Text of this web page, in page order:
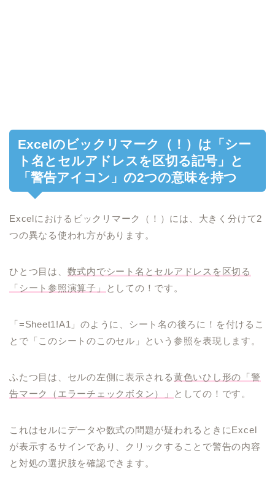
Excelのビックリマーク（！）は「シー
ト名とセルアドレスを区切る記号」と
「警告アイコン」の2つの意味を持つ
Excelにおけるビックリマーク（！）には、大きく分けて2
つの異なる使われ方があります。
ひとつ目は、 数式内でシート名とセルアドレスを区切る
「シート参照演算子」
としての！です。
「=Sheet1!A1」のように、シート名の後ろに！を付けるこ
とで「このシートのこのセル」という参照を表現します。
ふたつ目は、セルの左側に表示される黄色いひし形の「警
告マーク（エラーチェックボタン）」
としての！です。
これはセルにデータや数式の問題が疑われるときにExcel
が表示するサインであり、クリックすることで警告の内容
と対処の選択肢を確認できます。